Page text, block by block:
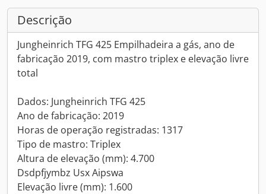
Descrição
Jungheinrich TFG 425 Empilhadeira a gás, ano de
fabricação 2019, com mastro triplex e elevação livre
total
Dados: Jungheinrich TFG 425
Ano de fabricação: 2019
Horas de operação registradas: 1317
Tipo de mastro: Triplex
Altura de elevação (mm): 4.700
Dsdpfjymbz Usx Aipswa
Elevação livre (mm): 1.600